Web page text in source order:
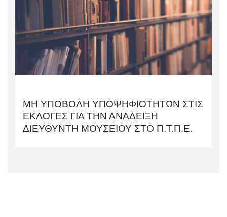
ΜΗ ΥΠΟΒΟΛΗ ΥΠΟΨΗΦΙΟΤΗΤΩΝ ΣΤΙΣ
ΕΚΛΟΓΕΣ ΓΙΑ ΤΗΝ ΑΝΑΔΕΙΞΗ
ΔΙΕΥΘΥΝΤΗ ΜΟΥΣΕΙΟΥ ΣΤΟ Π.Τ.Π.Ε.